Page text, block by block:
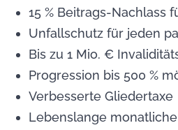
15 % Beitrags-Nachlass
Unfallschutz für jeden
Bis zu 1 Mio. €
Progression bis 500 %
Verbesserte Gliedertaxe
Lebenslange